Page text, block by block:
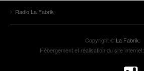
Radio La Fabrik
Copyright © La Fabrik
Hébergement et réalisation du site internet: